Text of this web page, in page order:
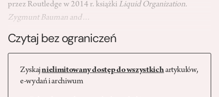
przez Routledge w 2014 r. książki Liquid Organization.
Zygmunt Bauman and…
Czytaj bez ograniczeń
Zyskajnielimitowany dostęp do wszystkichartykułów,
e-wydań i archiwum